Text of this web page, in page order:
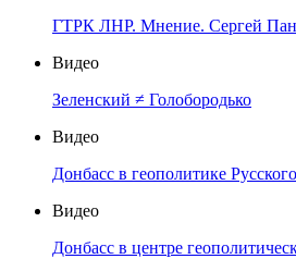
ГТРК ЛНР. Мнение. Сергей
Видео
Зеленский ≠ Голобородько
Видео
Донбасс в геополитике
Видео
Донбасс в центре